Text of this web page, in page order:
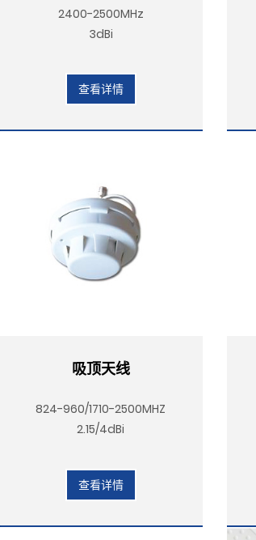
2400-2500MHz
3dBi
查看详情
吸顶天线
824-960/1710-2500MHZ
2.15/4dBi
查看详情